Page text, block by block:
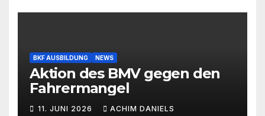
BKF AUSBILDUNG NEWS
Aktion des BMV gegen den
Fahrermangel
11. JUNI 2026 ACHIM DANIELS